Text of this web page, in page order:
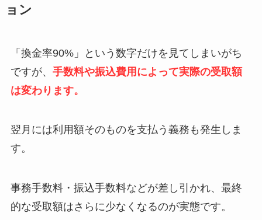
ョン
「換金率90%」という数字だけを見てしまいがち
ですが、 手数料や振込費用によって実際の受取額
は変わります。
翌月には利用額そのものを支払う義務も発生しま
す。
事務手数料・振込手数料などが差し引かれ、最終
的な受取額はさらに少なくなるのが実態です。